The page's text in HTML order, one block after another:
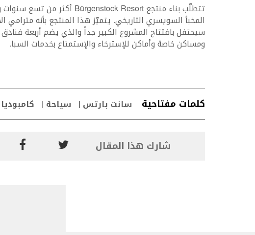
ومساكن خاصة وأماكن للإسترخاء والإستمتاع بخدمات السبا.
كلمات مفتاحية سانت بارتس سياحة كامبوديا
شارك هذا المقال